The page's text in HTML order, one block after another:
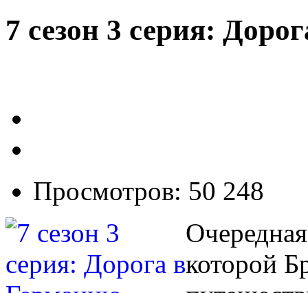
7 сезон 3 серия:
Просмотров: 50 248
которой